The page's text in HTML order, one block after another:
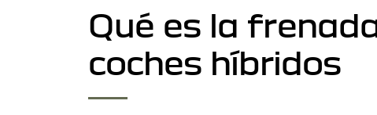
Qué es la
coches híbridos